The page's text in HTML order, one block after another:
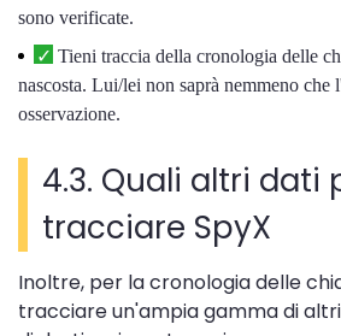
sono verificate.
Tieni traccia della cronologia delle
nascosta. Lui/lei non saprà nemmeno che
osservazione.
4.3. Quali altri dati
tracciare SpyX
Inoltre, per la cronologia delle
tracciare un'ampia gamma di